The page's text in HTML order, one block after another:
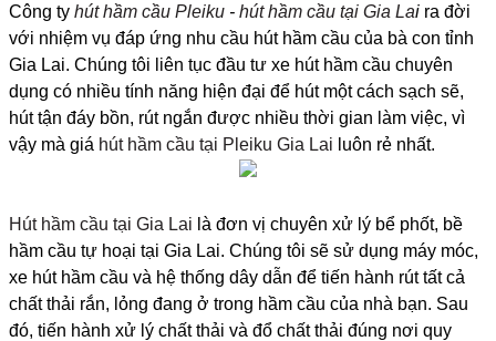
Công ty hút hầm cầu Pleiku- hút hầm cầu tại Gia Laira đời
với nhiệm vụ đáp ứng nhu cầu hút hầm cầu của bà con tỉnh
Gia Lai. Chúng tôi liên tục đầu tư xe hút hầm cầu chuyên
dụng có nhiều tính năng hiện đại để hút một cách sạch sẽ,
hút tận đáy bồn, rút ngắn được nhiều thời gian làm việc, vì
vậy mà giá hút hầm cầu tại Pleiku Gia Lai luôn rẻ nhất.
Hút hầm cầu tại Gia Lai là đơn vị chuyên xử lý bể phốt, bề
hầm cầu tự hoại tại Gia Lai. Chúng tôi sẽ sử dụng máy móc,
xe hút hầm cầu và hệ thống dây dẫn để tiến hành rút tất cả
chất thải rắn, lỏng đang ở trong hầm cầu của nhà bạn. Sau
đó, tiến hành xử lý chất thải và đổ chất thải đúng nơi quy